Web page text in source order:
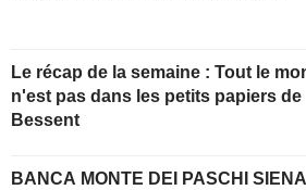
Le récap de la semaine : Tout le
n'est pas dans les petits papiers de
Bessent
BANCA MONTE DEI PASCHI SIENA : à